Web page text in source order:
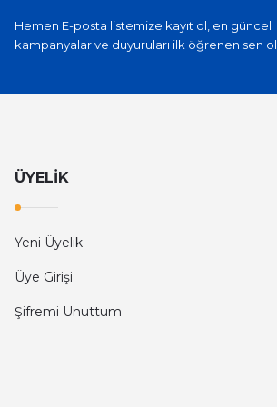
Hemen E-posta listemize kayıt ol, en güncel
kampanyalar ve duyuruları ilk öğrenen sen ol.
ÜYELİK
Yeni Üyelik
Üye Girişi
Şifremi Unuttum